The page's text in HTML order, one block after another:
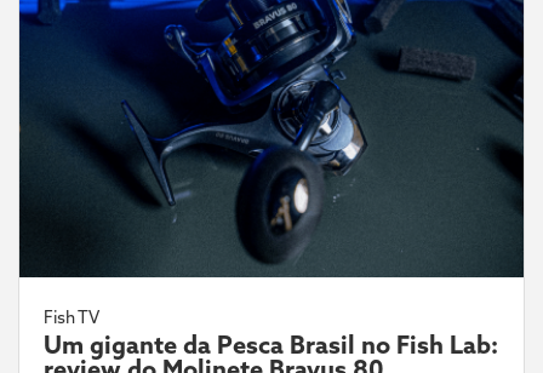
Fish TV
Um gigante da Pesca Brasil no Fish Lab: